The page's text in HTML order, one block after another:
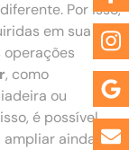
Por isso,
em sua
operações
, como
ou
é possível
ampliar ainda